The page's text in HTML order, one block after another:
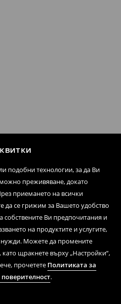
подобни технологии, за да Ви
преживяване, докато
приемането на всички
да се грижим за Вашето удобство
собствените Ви предпочитания и
на продуктите и услугите,
Можете да промените
щракнете върху „Настройки“,
прочетете Политиката за
.